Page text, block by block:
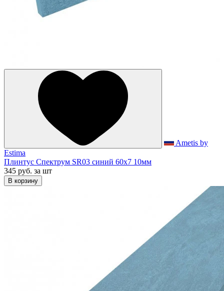
Ametis by
Estima
Плинтус Спектрум SR03 синий 60x7 10мм
345 руб. за шт
В корзину